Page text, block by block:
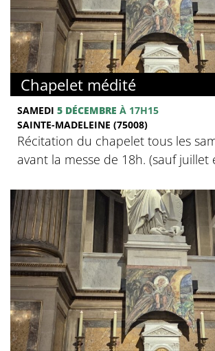
Chapelet médité
SAMEDI 5 DÉCEMBRE À 17H15
SAINTE-MADELEINE (75008)
Récitation du chapelet tous les
avant la messe de 18h. (sauf juillet